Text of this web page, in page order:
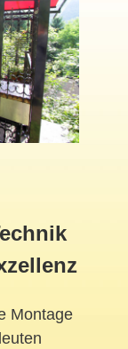
Montage